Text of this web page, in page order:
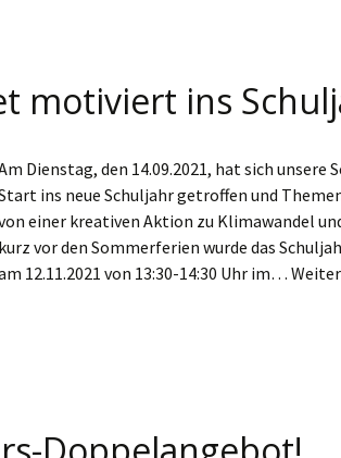
motiviert ins
Dienstag, den 14.09.2021, hat sich
ins neue Schuljahr getroffen und
einer kreativen Aktion zu Klimawandel
kurz vor den Sommerferien wurde das
12.11.2021 von 13:30-14:30 Uhr im…